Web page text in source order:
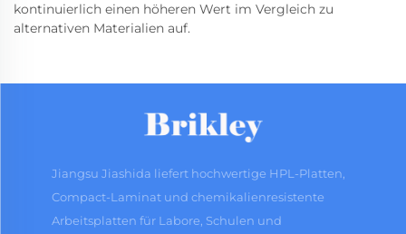
kontinuierlich einen höheren Wert im Vergleich zu
alternativen Materialien auf.
Jiangsu Jiashida liefert hochwertige HPL-Platten,
Compact-Laminat und chemikalienresistente
Arbeitsplatten für Labore, Schulen und